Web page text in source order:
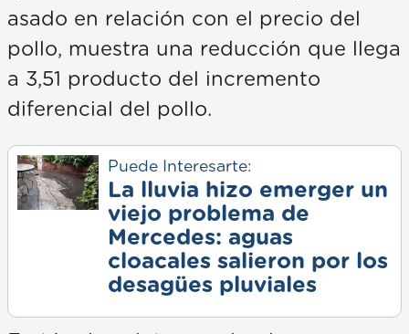
asado en relación con el precio del
pollo, muestra una reducción que llega
a 3,51 producto del incremento
diferencial del pollo.
Puede Interesarte:
La lluvia hizo emerger un
viejo problema de
Mercedes: aguas
cloacales salieron por los
desagües pluviales